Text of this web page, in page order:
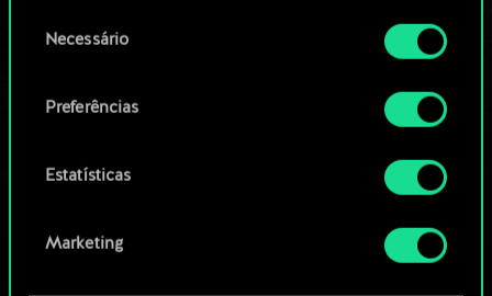
Você encontrará todos os detalhes sobre o uso
de cookies e poderá ajustar as suas preferências
no menu "Configurações" abaixo.
deNecessário
Preferências
Estatísticas
Marketing
comunidade